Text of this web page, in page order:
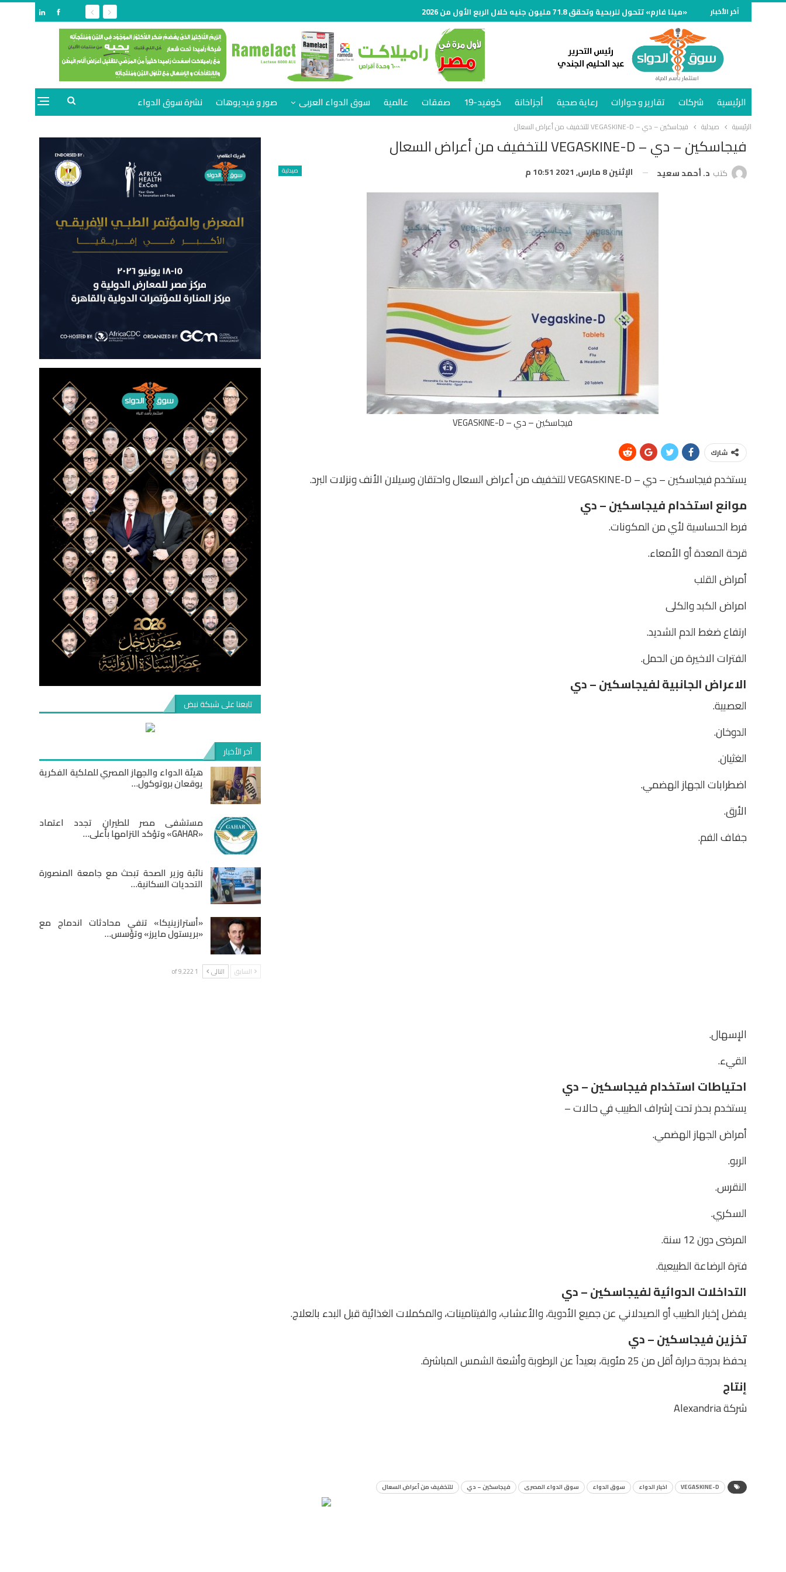
آخر الأخبار «مينا فارم» تتحول للربحية وتحقق 71.8 مليون جنيه خلال الربع الأول من 2026
الرئيسية شركات تقارير و حوارات رعاية صحية أجزاخانة كوفيد-19 صفقات عالمية سوق الدواء العربى صور و فيديوهات نشرة سوق الدواء
الرئيسية صيدلية فيجاسكين – دي – VEGASKINE-D للتخفيف من أعراض السعال
فيجاسكين – دي – VEGASKINE-D للتخفيف من أعراض السعال
صيدلية كتب د. أحمد سعيد الإثنين 8 مارس, 2021 10:51 م
فيجاسكين – دي – VEGASKINE-D
شارك
يستخدم فيجاسكين – دي – VEGASKINE-D للتخفيف من أعراض السعال واحتقان وسيلان الأنف ونزلات البرد.
موانع استخدام فيجاسكين – دي
فرط الحساسية لأي من المكونات.
قرحة المعدة أو الأمعاء.
أمراض القلب
امراض الكبد والكلى
ارتفاع ضغط الدم الشديد.
الفترات الاخيرة من الحمل.
الاعراض الجانبية لفيجاسكين – دي
العصبية.
الدوخان.
الغثيان.
اضطرابات الجهاز الهضمي.
الأرق.
جفاف الفم.
الإسهال.
القيء.
احتياطات استخدام فيجاسكين – دي
يستخدم بحذر تحت إشراف الطبيب في حالات –
أمراض الجهاز الهضمي.
الربو.
النقرس.
السكري.
المرضى دون 12 سنة.
فترة الرضاعة الطبيعية.
التداخلات الدوائية لفيجاسكين – دي
يفضل إخبار الطبيب أو الصيدلاني عن جميع الأدوية، والأعشاب، والفيتامينات، والمكملات الغذائية قبل البدء بالعلاج.
تخزين فيجاسكين – دي
يحفظ بدرجة حرارة أقل من 25 مئوية، بعيداً عن الرطوبة وأشعة الشمس المباشرة.
إنتاج
شركة Alexandria
VEGASKINE-D اخبار الدواء سوق الدواء سوق الدواء المصرى فيجاسكين – دي للتخفيف من أعراض السعال
تابعنا على شبكة نبض
آخر الأخبار
هيئة الدواء والجهاز المصري للملكية الفكرية
يوقعان بروتوكول…
مستشفى مصر للطيران تجدد اعتماد
«GAHAR» وتؤكد التزامها بأعلى…
نائبة وزير الصحة تبحث مع جامعة المنصورة
التحديات السكانية…
«أسترازينيكا» تنفي محادثات اندماج مع
«بريستول مايرز» وتؤسس…
السابق التالى 1 of 9٬222